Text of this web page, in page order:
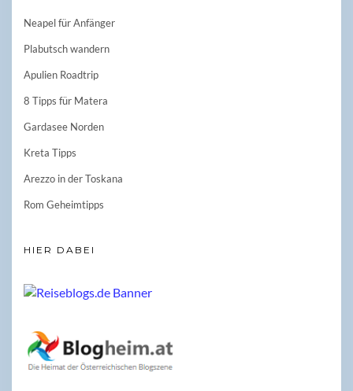
Neapel für Anfänger
Plabutsch wandern
Apulien Roadtrip
8 Tipps für Matera
Gardasee Norden
Kreta Tipps
Arezzo in der Toskana
Rom Geheimtipps
HIER DABEI